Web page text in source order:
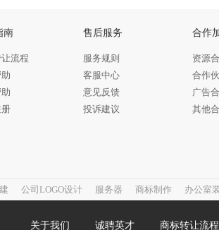
南
流程
售后服务
服务规则
客服中心
意见反馈
投诉建议
合作
资源
合作
广告
其他
公司LOGO设计 服务器 商标制作 办公室
关于我们 诚聘英才 商标转让流程